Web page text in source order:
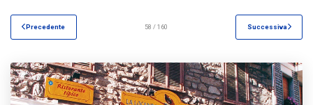
Precedente 58 / 160 Successiva